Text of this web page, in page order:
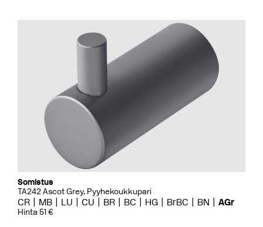
Somistus
TA242 Ascot Grey, Pyyhekoukkupari
CR MB LU CU BR BC HG BrBC BN AGr
Hinta 51 €